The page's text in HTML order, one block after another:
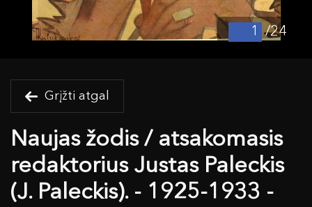
/24
Grįžti atgal
Naujas žodis / atsakomasis
redaktorius Justas Paleckis
(J. Paleckis). - 1925-1933 -